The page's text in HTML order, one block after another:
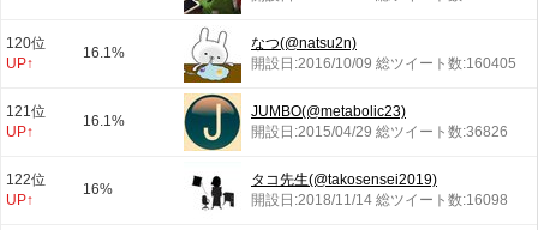
120位
UP↑
16.1%
なつ(@natsu2n)
開設日:2016/10/09 総ツイート数:160405
121位
UP↑
16.1%
JUMBO(@metabolic23)
開設日:2015/04/29 総ツイート数:36826
122位
UP↑
16%
タコ先生(@takosensei2019)
開設日:2018/11/14 総ツイート数:16098